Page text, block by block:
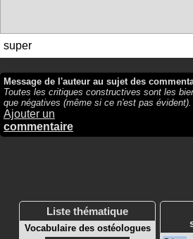
super
Message de l'auteur au sujet des
Toutes les critiques constructives sont les
que négatives (même si ce n'est pas
Ajouter un
commentaire
Liste thématique
Vocabulaire des ostéologues